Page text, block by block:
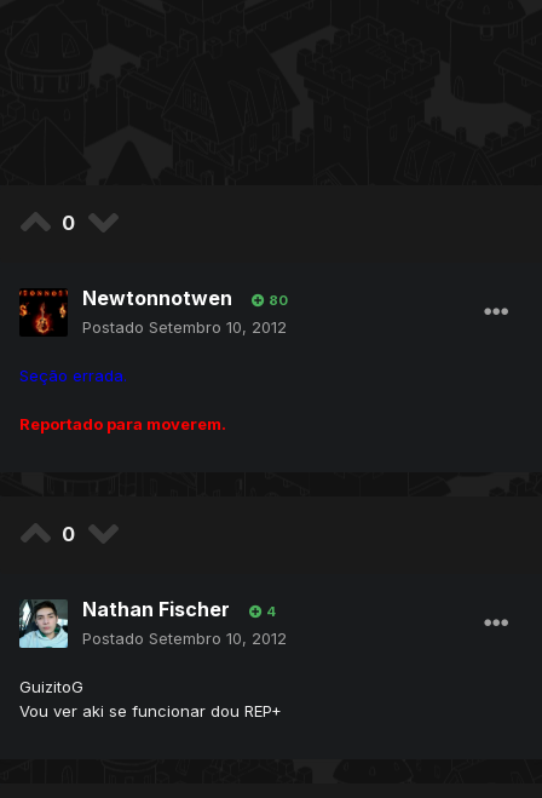
0
Newtonnotwen 80
Postado Setembro 10, 2012
Seção errada.
Reportado para moverem.
0
Nathan Fischer 4
Postado Setembro 10, 2012
GuizitoG
Vou ver aki se funcionar dou REP+